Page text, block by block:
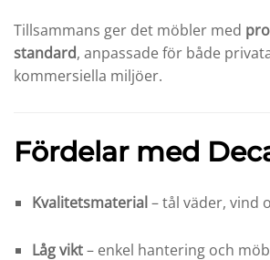
Tillsammans ger det möbler med
standard, anpassade för både
kommersiella miljöer.
Fördelar med
Kvalitetsmaterial– tål väder, vind
Låg vikt– enkel hantering och